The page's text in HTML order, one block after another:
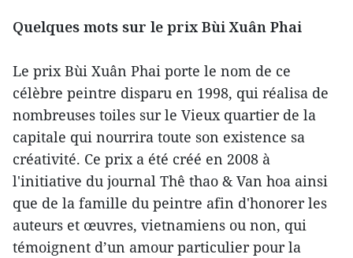
Quelques mots sur le prix Bùi Xuân Phai
Le prix Bùi Xuân Phai porte le nom de ce
célèbre peintre disparu en 1998, qui réalisa de
nombreuses toiles sur le Vieux quartier de la
capitale qui nourrira toute son existence sa
créativité. Ce prix a été créé en 2008 à
l'initiative du journal Thê thao & Van hoa ainsi
que de la famille du peintre afin d'honorer les
auteurs et œuvres, vietnamiens ou non, qui
témoignent d’un amour particulier pour la